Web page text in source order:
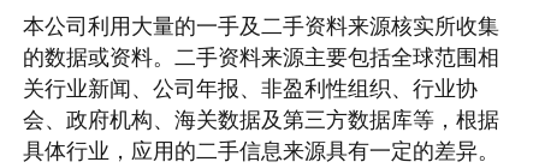
本公司利用大量的一手及二手资料来源核实所收集
的数据或资料。二手资料来源主要包括全球范围相
关行业新闻、公司年报、非盈利性组织、行业协
会、政府机构、海关数据及第三方数据库等，根据
具体行业，应用的二手信息来源具有一定的差异。